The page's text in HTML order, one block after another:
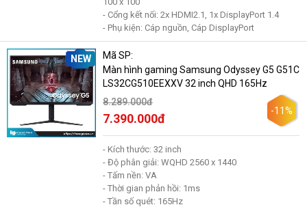
- Cổng kết nối: 2x HDMI2.1, 1x DisplayPort 1.4
- Phụ kiện: Cáp nguồn, Cáp DisplayPort
NEW
Mã SP:
Màn hình gaming Samsung Odyssey G5 G51C
LS32CG510EEXXV 32 inch QHD 165Hz
8.289.000đ
7.390.000đ
-11%
- Kích thước: 32 inch
- Độ phân giải: WQHD 2560 x 1440
- Tấm nền: VA
- Thời gian phản hồi: 1ms
- Tần số quét: 165Hz